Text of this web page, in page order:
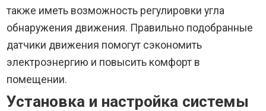
также иметь возможность регулировки угла
обнаружения движения. Правильно подобранные
датчики движения помогут сэкономить
электроэнергию и повысить комфорт в
помещении.
Установка и настройка системы